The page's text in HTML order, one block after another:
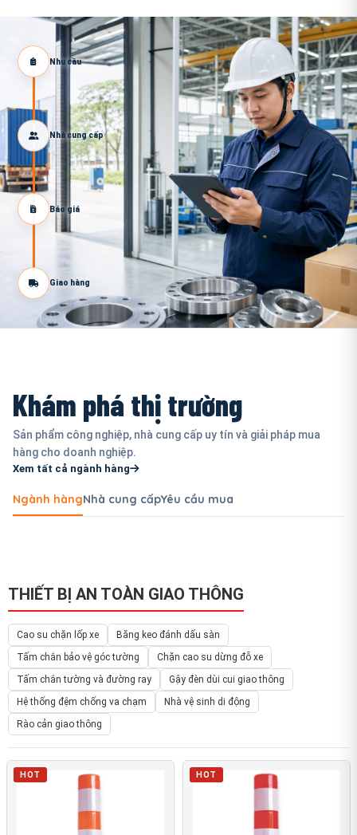
Nhu cầu
Nhà cung cấp
Báo giá
Giao hàng
Khám phá thị trường
Sản phẩm công nghiệp, nhà cung cấp uy tín và giải pháp mua
hàng cho doanh nghiệp.
Xem tất cả ngành hàng
Ngành hàngNhà cung cấpYêu cầu mua
THIẾT BỊ AN TOÀN GIAO THÔNG
Cao su chặn lốp xe
Băng keo đánh dấu sàn
Tấm chắn bảo vệ góc tường
Chặn cao su dừng đỗ xe
Tấm chắn tường và đường ray
Gậy đèn dùi cui giao thông
Hệ thống đệm chống va chạm
Nhà vệ sinh di động
Rào cản giao thông
HOT HOT